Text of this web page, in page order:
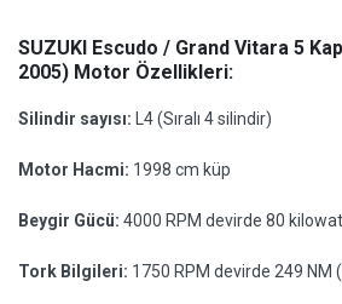
SUZUKI Escudo / Grand Vitara 5
2005) Motor Özellikleri:
Silindir sayısı: L4 (Sıralı 4 silindir)
Motor Hacmi: 1998 cm küp
Beygir Gücü: 4000 RPM devirde 80
Tork Bilgileri: 1750 RPM devirde 249